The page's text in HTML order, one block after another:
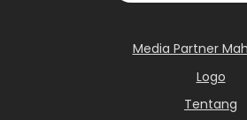
Media Partner
Logo
Tentang